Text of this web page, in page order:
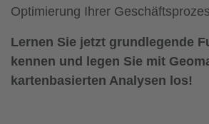
Optimierung Ihrer
Lernen Sie jetzt grundlegende
kennen und legen Sie mit
kartenbasierten Analysen los!